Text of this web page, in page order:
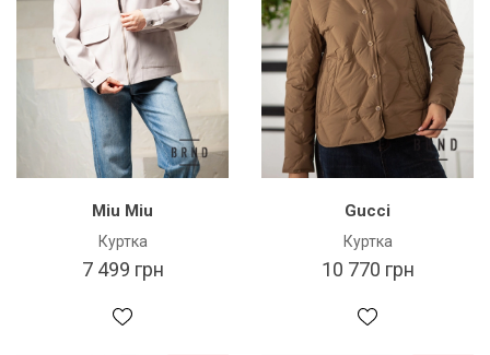
Miu Miu
Куртка
7 499 грн
Gucci
Куртка
10 770 грн